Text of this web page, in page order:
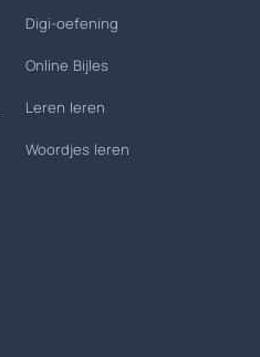
Digi-oefening
Online Bijles
Leren leren
Woordjes leren